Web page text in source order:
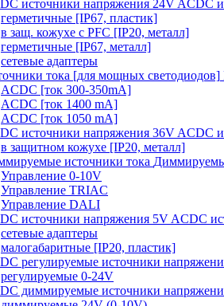
ACDC
герметичные [IP67, пластик]
в защ. кожухе с PFC [IP20, металл]
герметичные [IP67, металл]
сетевые адаптеры
ACDC [ток 300-350mA]
ACDC [ток 1400 mA]
ACDC [ток 1050 mA]
ACDC
в защитном кожухе [IP20, металл]
Управление 0-10V
Управление TRIAC
Управление DALI
ACDC
сетевые адаптеры
малогабаритные [IP20, пластик]
регулируемые 0-24V